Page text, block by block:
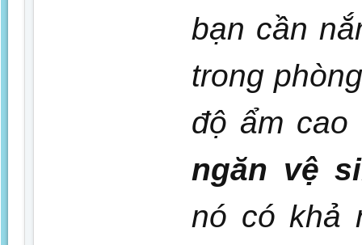
bạn cần
trong
độ ẩm
ngăn vệ
nó có khả